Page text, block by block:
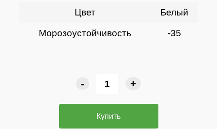
Цвет Белый
Морозоустойчивость -35
- +
Купить